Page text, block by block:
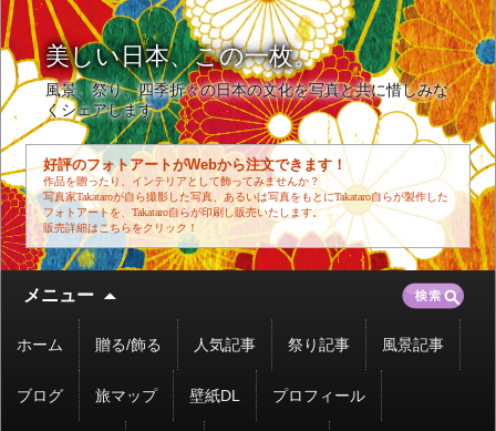
美しい日本、この一枚。
風景、祭り、四季折々の日本の文化を写真と共に惜しみな
くシェアします。
好評のフォトアートがWebから注文できます！
作品を贈ったり、インテリアとして飾ってみませんか？
写真家Takataroが自ら撮影した写真、あるいは写真をもとにTakataro自らが製作した
フォトアートを、Takataro自らが印刷し販売いたします。
販売詳細はこちらをクリック！
メニュー
テ
ツ
ホーム 贈る/飾る 人気記事 祭り記事 風景記事
ブログ 旅マップ 壁紙DL プロフィール
検
索: